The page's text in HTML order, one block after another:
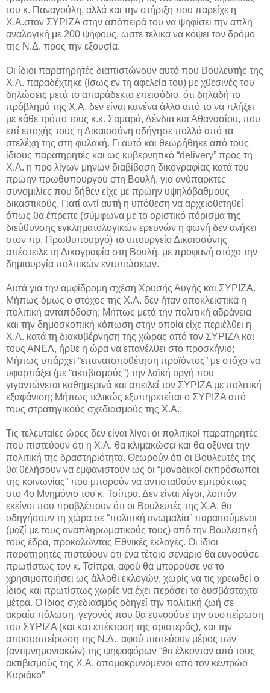
του κ. Παναγούλη, αλλά και την στήριξη που παρείχε η
Χ.Α.στον ΣΥΡΙΖΑ στην απόπειρά του να ψηφίσει την απλή
αναλογική με 200 ψήφους, ώστε τελικά να κόψει τον δρόμο
της Ν.Δ. προς την εξουσία.
Οι ίδιοι παρατηρητές διαπιστώνουν αυτό που Βουλευτής της
Χ.Α. παραδέχτηκε (ίσως εν τη αφελεία του) με χθεσινές του
δηλώσεις μετά το απαράδεκτο επεισόδιο, ότι δηλαδή το
πρόβλημά της Χ.Α. δεν είναι κανένα άλλο από το να πλήξει
με κάθε τρόπο τους κ.κ. Σαμαρά, Δένδια και Αθανασίου, που
επί εποχής τους η Δικαιοσύνη οδήγησε πολλά από τα
στελέχη της στη φυλακή. Γι αυτό και θεωρήθηκε από τους
ίδιους παρατηρητές και ως κυβερνητικό “delivery” προς τη
Χ.Α. η προ λίγων μηνών διαβίβαση δικογραφίας κατά του
πρώην πρωθυπουργού στη Βουλή, για ανύπαρκτες
συνομιλίες που δήθεν είχε με πρώην υψηλόβαθμους
δικαστικούς. Γιατί αντί αυτή η υπόθεση να αρχειοθετηθεί
όπως θα έπρεπε (σύμφωνα με το οριστικό πόρισμα της
διεύθυνσης εγκληματολογικών ερευνών η φωνή δεν ανήκει
στον πρ. Πρωθυπουργό) το υπουργείο Δικαιοσύνης
απέστειλε τη Δικογραφία στη Βουλή, με προφανή στόχο την
δημιουργία πολιτικών εντυπώσεων.
Αυτά για την αμφίδρομη σχέση Χρυσής Αυγής και ΣΥΡΙΖΑ.
Μήπως όμως ο στόχος της Χ.Α. δεν ήταν αποκλειστικά η
πολιτική ανταπόδοση; Μήπως μετά την πολιτική αδράνεια
και την δημοσκοπική κόπωση στην οποία είχε περιέλθει η
Χ.Α. κατά τη διακυβέρνηση της χώρας από τον ΣΥΡΙΖΑ και
τους ΑΝΕΛ, ήρθε η ώρα να επανέλθει στο προσκήνιο;
Μήπως υπάρχει “επανατοποθέτηση προϊόντος” με στόχο να
υφαρπάξει (με “ακτιβισμούς”) την λαϊκή οργή που
γιγαντώνεται καθημερινά και απειλεί τον ΣΥΡΙΖΑ με πολιτική
εξαφάνιση; Μήπως τελικώς εξυπηρετείται ο ΣΥΡΙΖΑ από
τους στρατηγικούς σχεδιασμούς της Χ.Α.;
Τις τελευταίες ώρες δεν είναι λίγοι οι πολιτικοί παρατηρητές
που πιστεύουν ότι η Χ.Α. θα κλιμακώσει και θα οξύνει την
πολιτική της δραστηριότητα. Θεωρούν ότι οι Βουλευτές της
θα θελήσουν να εμφανιστούν ως οι “μοναδικοί εκπρόσωποι
της κοινωνίας” που μπορούν να αντισταθούν εμπράκτως
στο 4ο Μνημόνιο του κ. Τσίπρα. Δεν είναι λίγοι, λοιπόν
εκείνοι που προβλέπουν ότι οι Βουλευτές της Χ.Α. θα
οδηγήσουν τη χώρα σε “πολιτική ανωμαλία” παραιτούμενοι
(μαζί με τους αναπληρωματικούς τους) από την Βουλευτική
τους έδρα, προκαλώντας Εθνικές εκλογές. Οι ίδιοι
παρατηρητές πιστεύουν ότι ένα τέτοιο σενάριο θα ευνοούσε
πρωτίστως τον κ. Τσίπρα, αφού θα μπορούσε να το
χρησιμοποιήσει ως άλλοθι εκλογών, χωρίς να τις χρεωθεί ο
ίδιος και πρωτίστως χωρίς να έχει περάσει τα δυσβάσταχτα
μέτρα. Ο ίδιος σχεδιασμός οδηγεί την πολιτική ζωή σε
ακραία πόλωση, γεγονός που θα ευνοούσε την συσπείρωση
του ΣΥΡΙΖΑ (και κατ επέκταση της αριστεράς), και την
αποσυσπείρωση της Ν.Δ., αφού πιστεύουν μέρος των
(αντιμνημονιακών) της ψηφοφόρων “θα έλκονταν από τους
ακτιβισμούς της Χ.Α. απομακρυνόμενοι από τον κεντρώο
Κυριάκο”